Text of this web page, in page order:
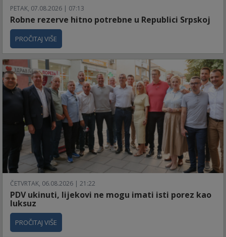
PETAK, 07.08.2026 | 07:13
Robne rezerve hitno potrebne u Republici Srpskoj
PROČITAJ VIŠE
ČETVRTAK, 06.08.2026 | 21:22
PDV ukinuti, lijekovi ne mogu imati isti porez kao
luksuz
PROČITAJ VIŠE